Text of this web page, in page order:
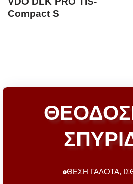
Compact S
ΘΕΣΗ ΓΑΛΟΤΑ,